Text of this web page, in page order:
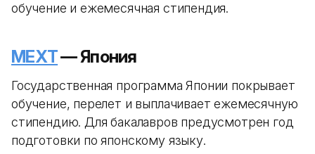
обучение и ежемесячная стипендия.
MEXT— Япония
Государственная программа Японии покрывает
обучение, перелет и выплачивает ежемесячную
стипендию. Для бакалавров предусмотрен год
подготовки по японскому языку.